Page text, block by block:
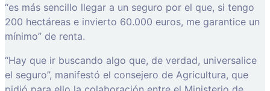
“es más sencillo llegar a un seguro por el que, si tengo
200 hectáreas e invierto 60.000 euros, me garantice un
mínimo” de renta.
“Hay que ir buscando algo que, de verdad, universalice
el seguro”, manifestó el consejero de Agricultura, que